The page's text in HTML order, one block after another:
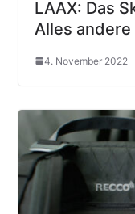
LAAX: Das
Alles
4. November 2022